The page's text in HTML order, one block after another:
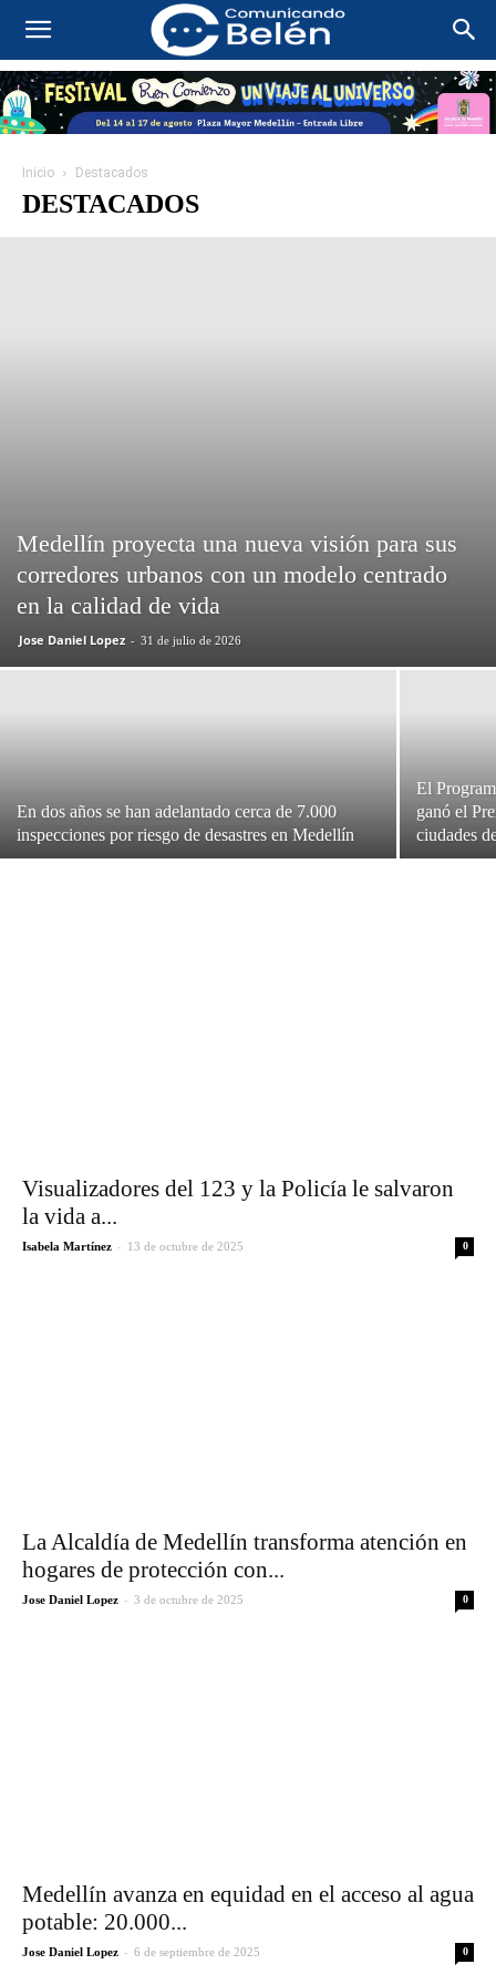
Inicio Destacados
DESTACADOS
Medellín proyecta una nueva visión para sus
corredores urbanos con un modelo centrado
en la calidad de vida
Jose Daniel Lopez - 31 de julio de 2026
En dos años se han adelantado cerca de 7.000
inspecciones por riesgo de desastres en Medellín
El
ganó el
ciudades
Visualizadores del 123 y la Policía le salvaron
la vida a...
Isabela Martínez - 13 de octubre de 2025 0
La Alcaldía de Medellín transforma atención en
hogares de protección con...
Jose Daniel Lopez - 3 de octubre de 2025 0
Medellín avanza en equidad en el acceso al agua
potable: 20.000...
Jose Daniel Lopez - 6 de septiembre de 2025 0